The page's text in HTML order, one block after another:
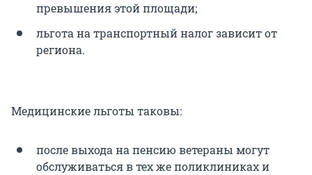
превышения этой площади;
льгота на транспортный налог зависит от
региона.
Медицинские льготы таковы:
после выхода на пенсию ветераны могут
обслуживаться в тех же поликлиниках и